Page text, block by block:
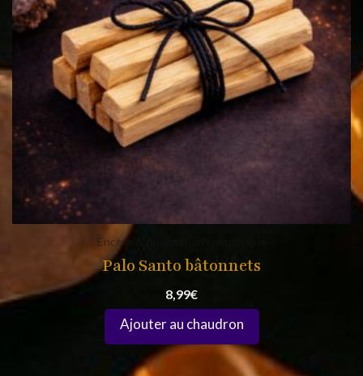
Encens & purification énergétique
Palo Santo bâtonnets
8,99€